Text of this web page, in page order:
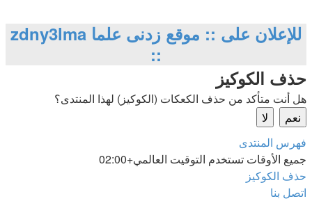
للإعلان على :: موقع زدنى علما zdny3lma
::
حذف الكوكيز
هل أنت متأكد من حذف الكعكات (الكوكيز) لهذا المنتدى؟
فهرس المنتدى
جميع الأوقات تستخدم التوقيت العالمي+02:00
حذف الكوكيز
اتصل بنا